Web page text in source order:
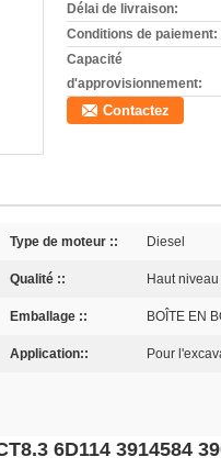
Délai de livraison:
Conditions de paiement:
Capacité
d'approvisionnement:
Contactez
Type de moteur :: Diesel
Qualité :: Haut niveau
Emballage :: BOÎTE EN
Application:: Pour
6D114 3914584